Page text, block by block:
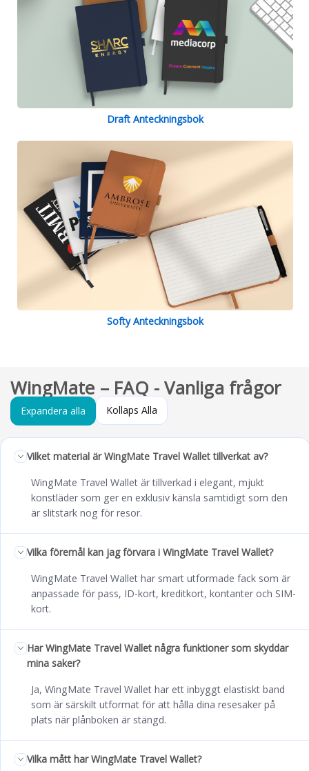
Draft Anteckningsbok
Softy Anteckningsbok
WingMate – FAQ - Vanliga frågor
Expandera alla Kollaps Alla
Vilket material är WingMate Travel Wallet tillverkat av?
WingMate Travel Wallet är tillverkad i elegant, mjukt
konstläder som ger en exklusiv känsla samtidigt som den
är slitstark nog för resor.
Vilka föremål kan jag förvara i WingMate Travel Wallet?
WingMate Travel Wallet har smart utformade fack som är
anpassade för pass, ID-kort, kreditkort, kontanter och SIM-
kort.
Har WingMate Travel Wallet några funktioner som skyddar
mina saker?
Ja, WingMate Travel Wallet har ett inbyggt elastiskt band
som är särskilt utformat för att hålla dina resesaker på
plats när plånboken är stängd.
Vilka mått har WingMate Travel Wallet?